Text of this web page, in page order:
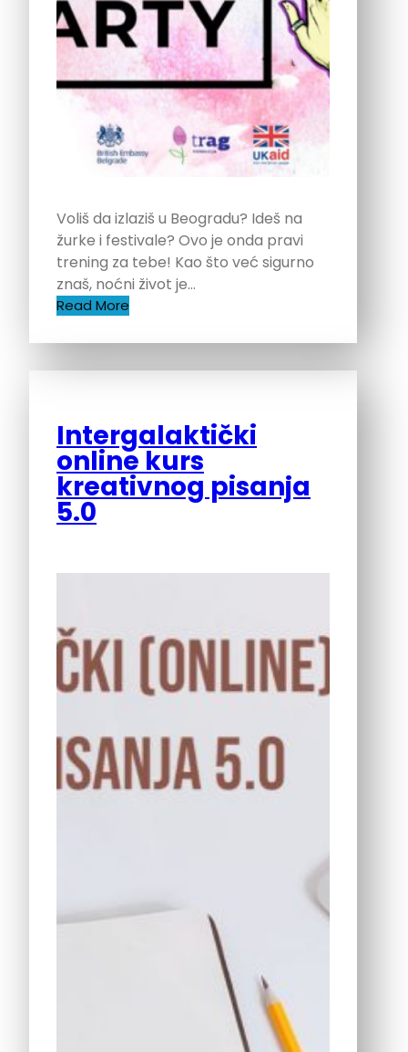
Voliš da izlaziš u Beogradu? Ideš na
žurke i festivale? Ovo je onda pravi
trening za tebe! Kao što već sigurno
znaš, noćni život je…
Read More
Intergalaktički
online kurs
kreativnog pisanja
5.0